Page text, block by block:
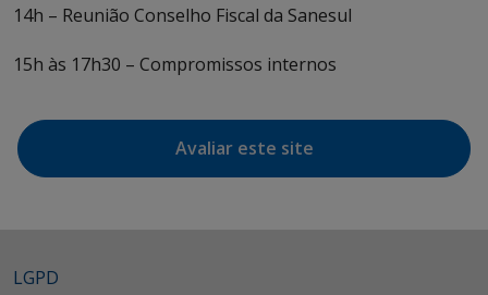
14h – Reunião Conselho Fiscal da Sanesul
15h às 17h30 – Compromissos internos
Avaliar este site
LGPD